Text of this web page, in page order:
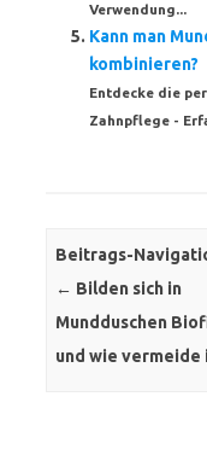
Verwendung...
Kann man
kombinieren?
Entdecke die
Zahnpflege -
Beitrags-
← Bilden sich in
Mundduschen
und wie vermeide